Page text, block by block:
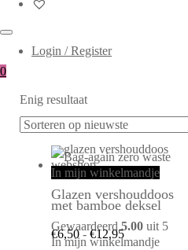
Login / Register
0
Enig resultaat
In mijn winkelmandje
Glazen vershouddoos
met bamboe deksel
Gewaardeerd 5.00 uit 5
€6,50 - €12,95
In mijn winkelmandje